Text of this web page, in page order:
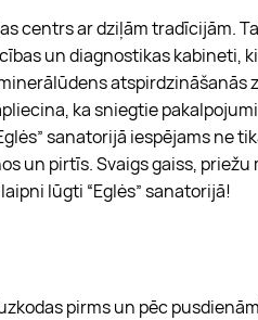
centrs ar dziļām tradīcijām.
un diagnostikas kabineti,
atspirdzināšanās
ka sniegtie
sanatorijā iespējams ne
un pirtīs. Svaigs gaiss, priežu
lūgti “Eglės” sanatorijā!
pirms un pēc